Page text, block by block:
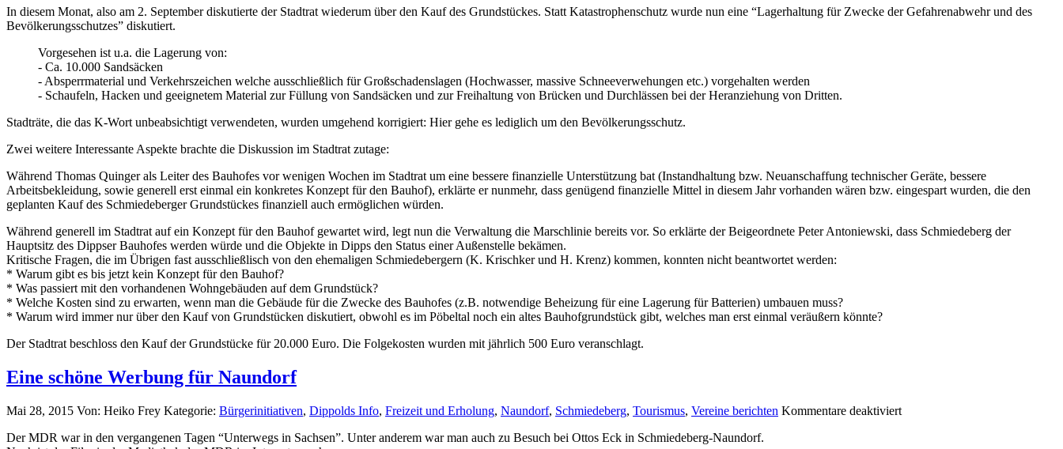
In diesem Monat, also am 2. September diskutierte der Stadtrat wiederum über den Kauf des Grundstückes. Statt Katastrophenschutz wurde nun eine “Lagerhaltung für Zwecke der Gefahrenabwehr und des
Bevölkerungsschutzes” diskutiert.
Vorgesehen ist u.a. die Lagerung von:
- Ca. 10.000 Sandsäcken
- Absperrmaterial und Verkehrszeichen welche ausschließlich für Großschadenslagen (Hochwasser, massive Schneeverwehungen etc.) vorgehalten werden
- Schaufeln, Hacken und geeignetem Material zur Füllung von Sandsäcken und zur Freihaltung von Brücken und Durchlässen bei der Heranziehung von Dritten.
Stadträte, die das K-Wort unbeabsichtigt verwendeten, wurden umgehend korrigiert: Hier gehe es lediglich um den Bevölkerungsschutz.
Zwei weitere Interessante Aspekte brachte die Diskussion im Stadtrat zutage:
Während Thomas Quinger als Leiter des Bauhofes vor wenigen Wochen im Stadtrat um eine bessere finanzielle Unterstützung bat (Instandhaltung bzw. Neuanschaffung technischer Geräte, bessere
Arbeitsbekleidung, sowie generell erst einmal ein konkretes Konzept für den Bauhof), erklärte er nunmehr, dass genügend finanzielle Mittel in diesem Jahr vorhanden wären bzw. eingespart wurden, die den
geplanten Kauf des Schmiedeberger Grundstückes finanziell auch ermöglichen würden.
Während generell im Stadtrat auf ein Konzept für den Bauhof gewartet wird, legt nun die Verwaltung die Marschlinie bereits vor. So erklärte der Beigeordnete Peter Antoniewski, dass Schmiedeberg der
Hauptsitz des Dippser Bauhofes werden würde und die Objekte in Dipps den Status einer Außenstelle bekämen.
Kritische Fragen, die im Übrigen fast ausschließlisch von den ehemaligen Schmiedebergern (K. Krischker und H. Krenz) kommen, konnten nicht beantwortet werden:
* Warum gibt es bis jetzt kein Konzept für den Bauhof?
* Was passiert mit den vorhandenen Wohngebäuden auf dem Grundstück?
* Welche Kosten sind zu erwarten, wenn man die Gebäude für die Zwecke des Bauhofes (z.B. notwendige Beheizung für eine Lagerung für Batterien) umbauen muss?
* Warum wird immer nur über den Kauf von Grundstücken diskutiert, obwohl es im Pöbeltal noch ein altes Bauhofgrundstück gibt, welches man erst einmal veräußern könnte?
Der Stadtrat beschloss den Kauf der Grundstücke für 20.000 Euro. Die Folgekosten wurden mit jährlich 500 Euro veranschlagt.
Eine schöne Werbung für Naundorf
Mai 28, 2015 Von: Heiko Frey Kategorie: Bürgerinitiativen, Dippolds Info, Freizeit und Erholung, Naundorf, Schmiedeberg, Tourismus, Vereine berichten Kommentare deaktiviert
Der MDR war in den vergangenen Tagen “Unterwegs in Sachsen”. Unter anderem war man auch zu Besuch bei Ottos Eck in Schmiedeberg-Naundorf.